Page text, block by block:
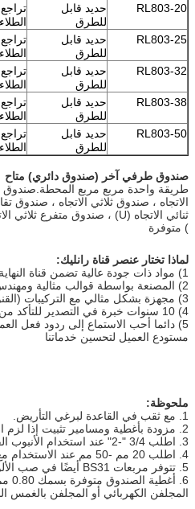
RL803-20
حديد قابل
للطرق
الطلاء
RL803-25
حديد قابل
للطرق
الطلاء
RL803-32
حديد قابل
للطرق
الطلاء
RL803-38
حديد قابل
للطرق
الطلاء
RL803-50
حديد قابل
للطرق
الطلاء
صندوق طرفي آخر (صندوق دائري) متاح
طريقة واحدة مربع مربع المحطة.صندوق
الاتجاه ، صندوق ثلاثي الاتجاه ، صندوق
) متوفرة
لماذا تختار عنصر قناة رانليك:
1) مواد ذات جودة عالية تضمن قناة النهاية والتجهيزات ذات الخصائص الفائقة
2) المصنعة بواسطة قوالب مثالية ومهندس محترف
3) مجهزة بشكل مثالي مع التركيبات (القنوات) لآلة لولبة CNC
4) 10 سنوات خبرة في التصدير للتأكد من تاريخ الشحن والحزمة المثالية
5) دائما أحب الاستماع إلى ردود فعل العملاء للقناة وصلت
مستودع العميل لتحسين خدماتنا
ملحوظة:
1. مع ثقب في القاعدة لبرغي التأريض.
2. مزودة بأغطية ومسامير تثبيت إذا لزم الأمر
3. اطلب 3/4 "-2" عند استخدام الأنبوب الفولاذي الصلب
4. اطلب 20 مم -50 مم عند الاستخدام مع قنوات BS4568.
5. تتوفر مربعات BS31 أيضًا في صب الألومنيوم وتلميع النهاية
6. أغطية الصندوق متوفرة بسمك 0.80 مم إلى 1.2 مم ، إنهاء مجلفن مسبقًا
المجلفن الكهربائي أو المجلفن بالغمس